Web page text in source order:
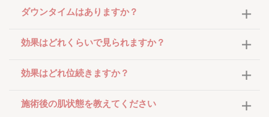
ダウンタイムはありますか？
効果はどれくらいで見られますか？
効果はどれ位続きますか？
施術後の肌状態を教えてください